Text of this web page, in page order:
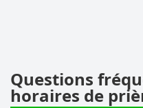
Questions
horaires de